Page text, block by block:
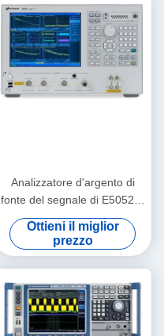
Analizzatore d'argento di
fonte del segnale di E5052B,
analizzatore pratico del
segnale della rete
Ottieni il miglior
prezzo